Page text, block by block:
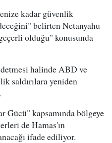
kadar güvenlik
belirten Netanyahu
olduğu" konusunda
halinde ABD ve
saldırılara yeniden
kapsamında bölgeye
de Hamas'ın
ifade ediliyor.